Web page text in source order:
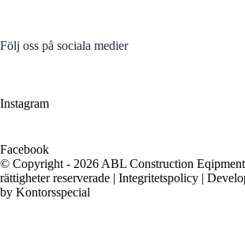
Följ oss på sociala medier
Instagram
Facebook
© Copyright - 2026 ABL Construction
rättigheter reserverade | Integritetspolicy |
by Kontorsspecial